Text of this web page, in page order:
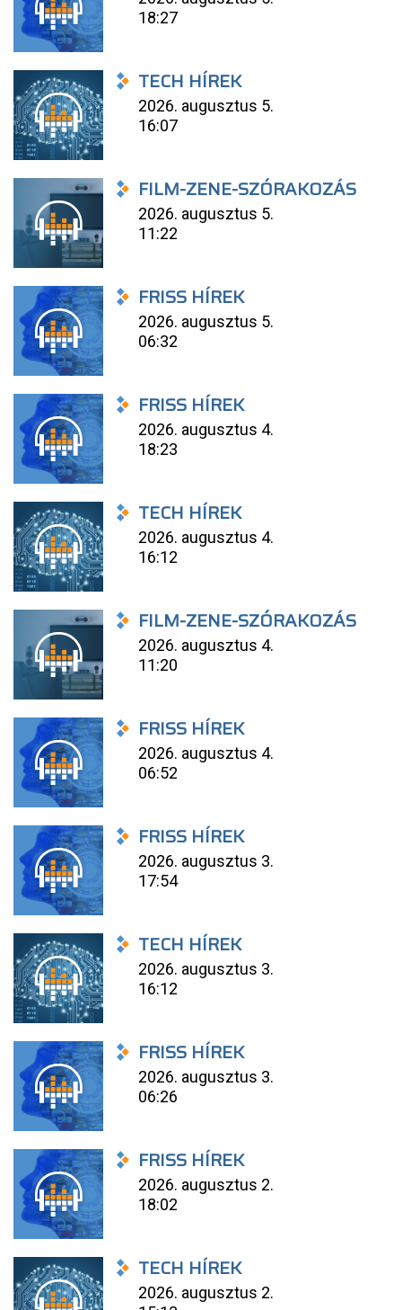
18:27
TECH HÍREK
2026. augusztus 5.
16:07
FILM-ZENE-SZÓRAKOZÁS
2026. augusztus 5.
11:22
FRISS HÍREK
2026. augusztus 5.
06:32
FRISS HÍREK
2026. augusztus 4.
18:23
TECH HÍREK
2026. augusztus 4.
16:12
FILM-ZENE-SZÓRAKOZÁS
2026. augusztus 4.
11:20
FRISS HÍREK
2026. augusztus 4.
06:52
FRISS HÍREK
2026. augusztus 3.
17:54
TECH HÍREK
2026. augusztus 3.
16:12
FRISS HÍREK
2026. augusztus 3.
06:26
FRISS HÍREK
2026. augusztus 2.
18:02
TECH HÍREK
2026. augusztus 2.